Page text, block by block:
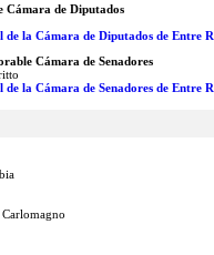
Cámara de Diputados
de la Cámara de Diputados de Entre
Cámara de Senadores
la Cámara de Senadores de Entre